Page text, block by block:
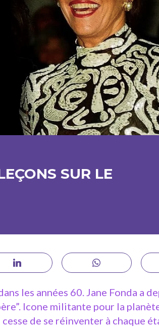
SUR LE
les années 60. Jane Fonda a
Icone militante pour la
de se réinventer à chaque